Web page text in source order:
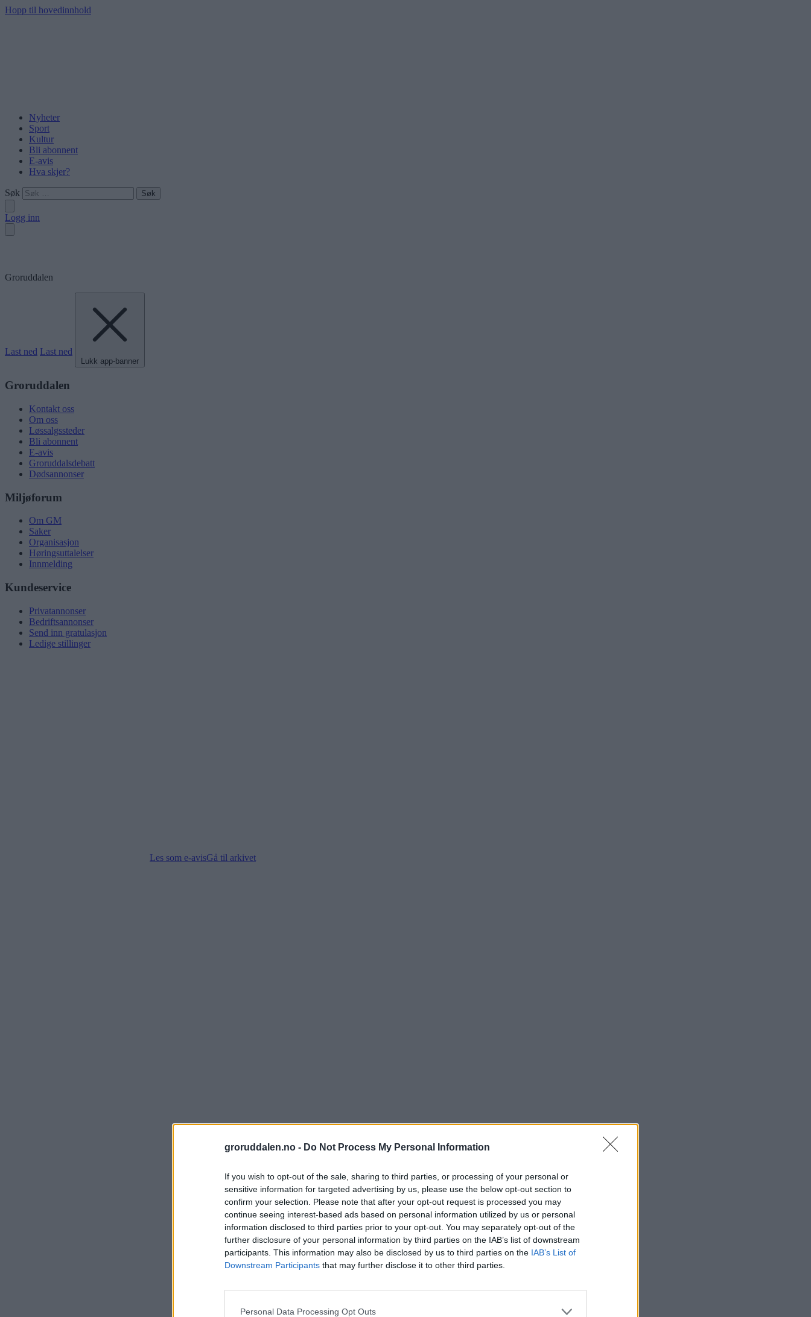
groruddalen.no - Do Not Process My Personal Information
If you wish to opt-out of the sale, sharing to third parties, or processing of your personal or
sensitive information for targeted advertising by us, please use the below opt-out section to
confirm your selection. Please note that after your opt-out request is processed you may
continue seeing interest-based ads based on personal information utilized by us or personal
information disclosed to third parties prior to your opt-out. You may separately opt-out of the
further disclosure of your personal information by third parties on the IAB’s list of downstream
participants. This information may also be disclosed by us to third parties on the IAB’s List of
Downstream Participants that may further disclose it to other third parties.
Personal Data Processing Opt Outs
Hopp til hovedinnhold
Nyheter
Sport
Kultur
Bli abonnent
E-avis
Hva skjer?
Søk
Logg inn
Groruddalen
Last ned Last ned
Lukk app-banner
Groruddalen
Kontakt oss
Om oss
Løssalgssteder
Bli abonnent
E-avis
Groruddalsdebatt
Dødsannonser
Miljøforum
Om GM
Saker
Organisasjon
Høringsuttalelser
Innmelding
Kundeservice
Privatannonser
Bedriftsannonser
Send inn gratulasjon
Ledige stillinger
Les som e-avisGå til arkivet